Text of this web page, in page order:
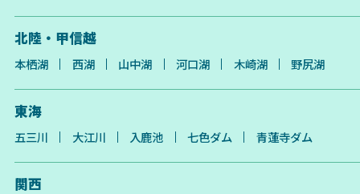
北陸・甲信越
本栖湖 西湖 山中湖 河口湖 木崎湖 野尻湖
東海
五三川 大江川 入鹿池 七色ダム 青蓮寺ダム
関西